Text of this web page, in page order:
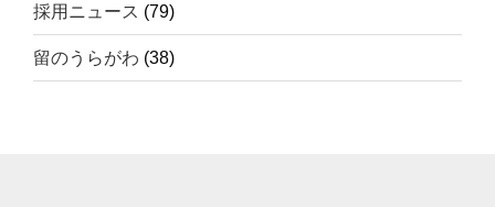
採用ニュース (79)
留のうらがわ (38)